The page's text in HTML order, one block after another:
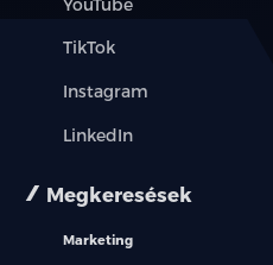
TikTok
Instagram
LinkedIn
Megkeresések
Marketing